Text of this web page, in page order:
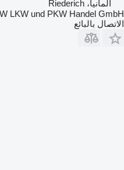
ألمانيا، Riederich
LKW und PKW Handel GmbH
الاتصال بالبائع